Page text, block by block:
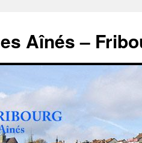
Aînés –